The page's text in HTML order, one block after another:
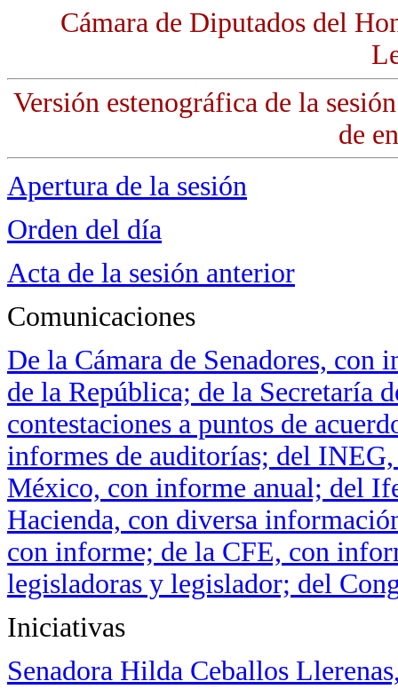
Cámara de Diputados del
Versión estenográfica de la
de
Apertura de la sesión
Orden del día
Acta de la sesión anterior
Comunicaciones
De la Cámara de Senadores,
de la República; de la Secretaría
contestaciones a puntos de
informes de auditorías; del
México, con informe anual; del
Hacienda, con diversa
con informe; de la CFE, con
legisladoras y legislador; del
Iniciativas
Senadora Hilda Ceballos